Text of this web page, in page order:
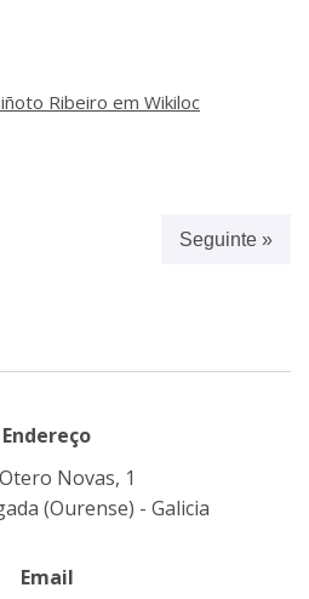
Ribeiro em Wikiloc
Seguinte »
Endereço
Novas, 1
(Ourense) - Galicia
Email